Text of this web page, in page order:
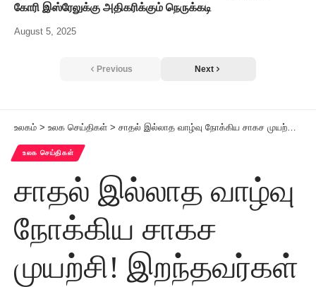
கோரி இஸ்ரேலுக்கு அதிகரிக்கும் நெருக்கடி
August 5, 2025
Previous Next
உலகம் > உலக செய்திகள் > சாதல் இல்லாத வாழ்வு நோக்கிய சாகச முயற்சி! இறந்தவர்கள் உடல்களை நவீன முறையில் பாதுகாக்கும் நிறுவனம்!
உலக செய்திகள்
சாதல் இல்லாத வாழ்வு
நோக்கிய சாகச
முயற்சி! இறந்தவர்கள்